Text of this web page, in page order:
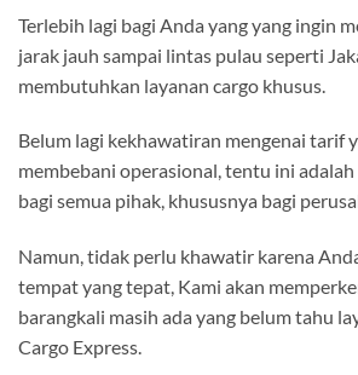
Terlebih lagi bagi Anda yang yang ingin
jarak jauh sampai lintas pulau seperti
membutuhkan layanan cargo khusus.
Belum lagi kekhawatiran mengenai tarif
membebani operasional, tentu ini
bagi semua pihak, khususnya bagi
Namun, tidak perlu khawatir karena
tempat yang tepat, Kami akan
barangkali masih ada yang belum tahu
Cargo Express.